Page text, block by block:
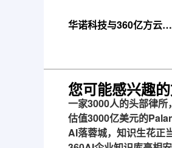
华诺科技与360亿方云达
您可能感兴趣
一家3000人的头部律所
估值3000亿美元的
AI落蓉城，知识生花正